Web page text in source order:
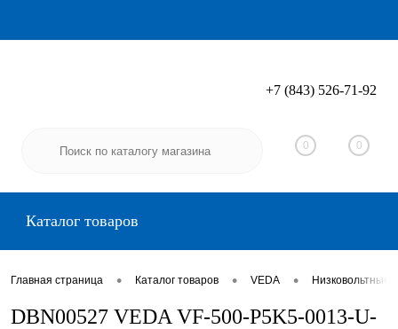
Вход Регистрация
+7 (843) 526-71-92
0 0
Каталог товаров
Главная страница • Каталог товаров • VEDA •
DBN00527 VEDA VF-500-P5K5-0013-U-